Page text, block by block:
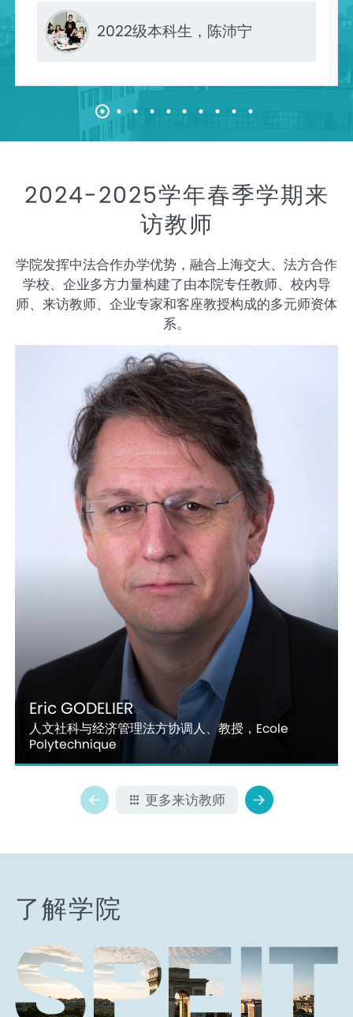
2022级本科生，陈沛宁
2024-2025学年春季学期来
访教师
学院发挥中法合作办学优势，融合上海交大、法方合作
学校、企业多方力量构建了由本院专任教师、校内导
师、来访教师、企业专家和客座教授构成的多元师资体
系。
Eric GODELIER
人文社科与经济管理法方协调人、教授，Ecole
Polytechnique
更多来访教师
了解学院